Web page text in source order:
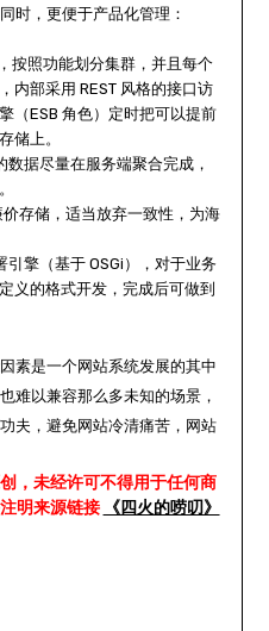
时，更便于产品化管理：
按照功能划分集群，并且每个
内部采用 REST 风格的接口访
（ESB 角色）定时把可以提前
储上。
据尽量在服务端聚合完成，
存储，适当放弃一致性，为海
擎（基于 OSGi），对于业务
义的格式开发，完成后可做到
素是一个网站系统发展的其中
难以兼容那么多未知的场景，
夫，避免网站冷清痛苦，网站
，未经许可不得用于任何商
明来源链接
《四火的唠叨》